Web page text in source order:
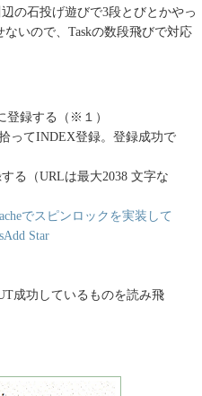
の石投げ遊びで3段とびとかやっ
いので、Taskの数段飛びで対応
録する（※１）
ってINDEX登録。登録成功で
る（URLは最大2038 文字な
でスピンロックを実装して
Star
成功しているものを読み飛